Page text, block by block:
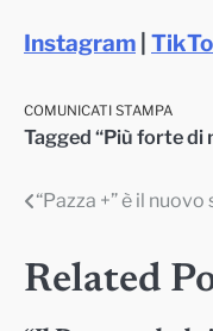
Instagram
COMUNICATI STAMPA
Tagged “Più forte di
Navigazione
“Pazza +” è il
Related